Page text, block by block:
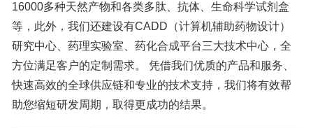
助您缩短研发周期，取得更成功的结果。